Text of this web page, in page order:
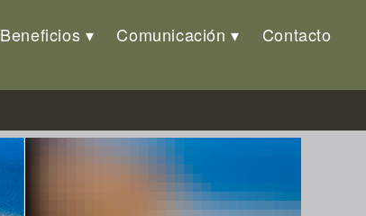
Beneficios Comunicación Contacto